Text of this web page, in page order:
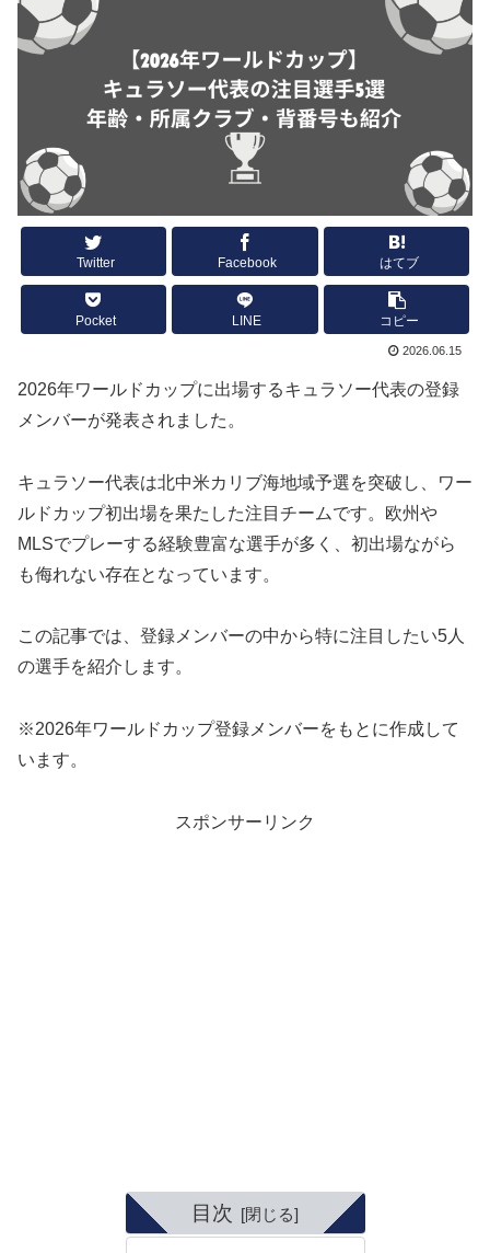
Twitter Facebook はてブ
Pocket LINE コピー
2026.06.15
2026年ワールドカップに出場するキュラソー代表の登録
メンバーが発表されました。
キュラソー代表は北中米カリブ海地域予選を突破し、ワー
ルドカップ初出場を果たした注目チームです。欧州や
MLSでプレーする経験豊富な選手が多く、初出場ながら
も侮れない存在となっています。
この記事では、登録メンバーの中から特に注目したい5人
の選手を紹介します。
※2026年ワールドカップ登録メンバーをもとに作成して
います。
スポンサーリンク
目次